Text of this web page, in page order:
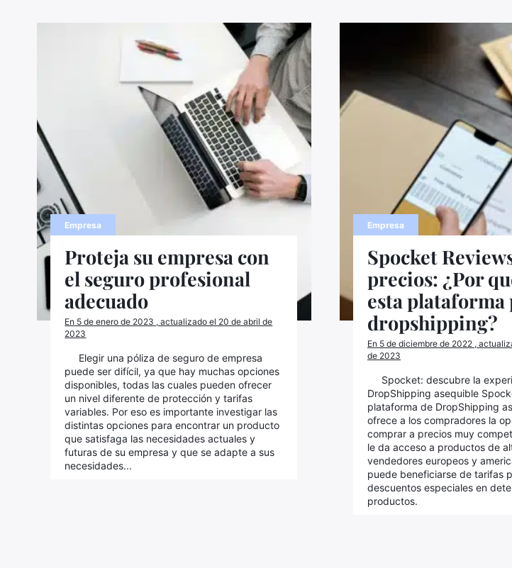
Empresa
Proteja su empresa con
el seguro profesional
adecuado
En 5 de enero de 2023 , actualizado el 20 de abril de
2023
Elegir una póliza de seguro de empresa
puede ser difícil, ya que hay muchas opciones
disponibles, todas las cuales pueden ofrecer
un nivel diferente de protección y tarifas
variables. Por eso es importante investigar las
distintas opciones para encontrar un producto
que satisfaga las necesidades actuales y
futuras de su empresa y que se adapte a sus
necesidades...
Empresa
Spocket
precios: ¿Por
esta plataforma
dropshipping?
En 5 de diciembre de 2022 ,
de 2023
Spocket: descubre la
DropShipping asequible
plataforma de DropShipping
ofrece a los compradores la
comprar a precios muy
le da acceso a productos de
vendedores europeos y
puede beneficiarse de tarifas
descuentos especiales en
productos.